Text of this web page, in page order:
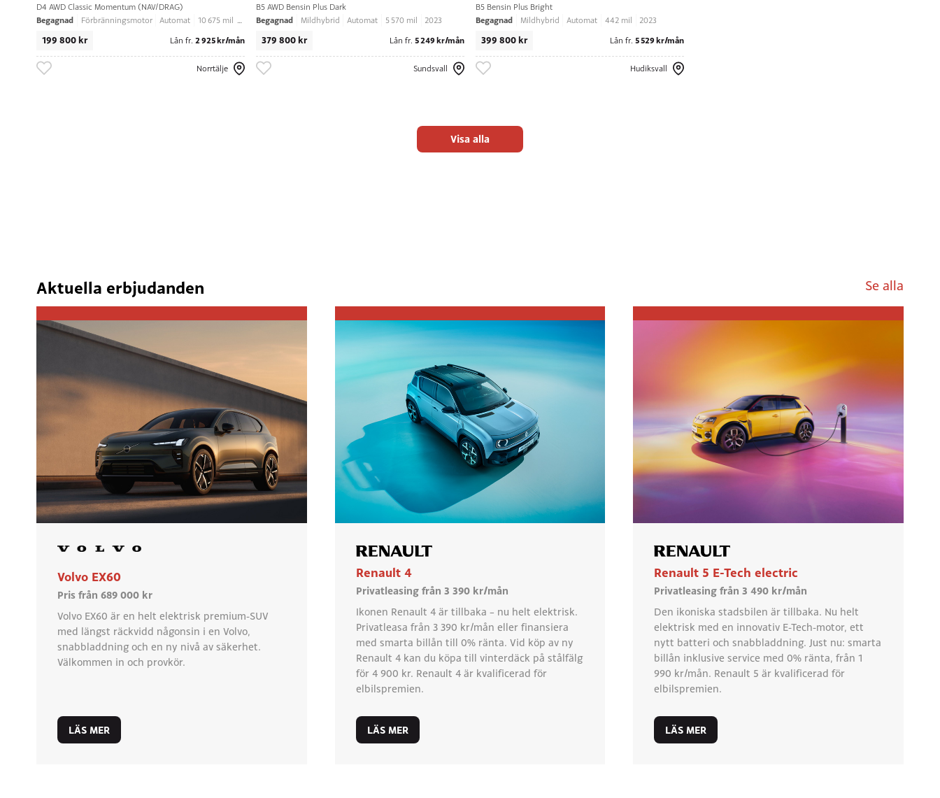
D4 AWD Classic Momentum (NAV/DRAG)
Begagnad Förbränningsmotor Automat 10 675 mil 2018
199 800 kr Lån fr. 2 925 kr/mån
Norrtälje
B5 AWD Bensin Plus Dark
Begagnad Mildhybrid Automat 5 570 mil 2023
379 800 kr Lån fr. 5 249 kr/mån
Sundsvall
B5 Bensin Plus Bright
Begagnad Mildhybrid Automat 442 mil 2023
399 800 kr Lån fr. 5 529 kr/mån
Hudiksvall
Visa alla
Aktuella erbjudanden Se alla
Volvo EX60
Pris från 689 000 kr
Volvo EX60 är en helt elektrisk premium-SUV
med längst räckvidd någonsin i en Volvo,
snabbladdning och en ny nivå av säkerhet.
Välkommen in och provkör.
LÄS MER
Renault 4
Privatleasing från 3 390 kr/mån
Ikonen Renault 4 är tillbaka – nu helt elektrisk.
Privatleasa från 3 390 kr/mån eller finansiera
med smarta billån till 0% ränta. Vid köp av ny
Renault 4 kan du köpa till vinterdäck på stålfälg
för 4 900 kr. Renault 4 är kvalificerad för
elbilspremien.
LÄS MER
Renault 5 E-Tech electric
Privatleasing från 3 490 kr/mån
Den ikoniska stadsbilen är tillbaka. Nu helt
elektrisk med en innovativ E-Tech-motor, ett
nytt batteri och snabbladdning. Just nu: smarta
billån inklusive service med 0% ränta, från 1
990 kr/mån. Renault 5 är kvalificerad för
elbilspremien.
LÄS MER